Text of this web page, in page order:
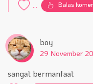
... Balas
boy
29 November
sangat bermanfaat